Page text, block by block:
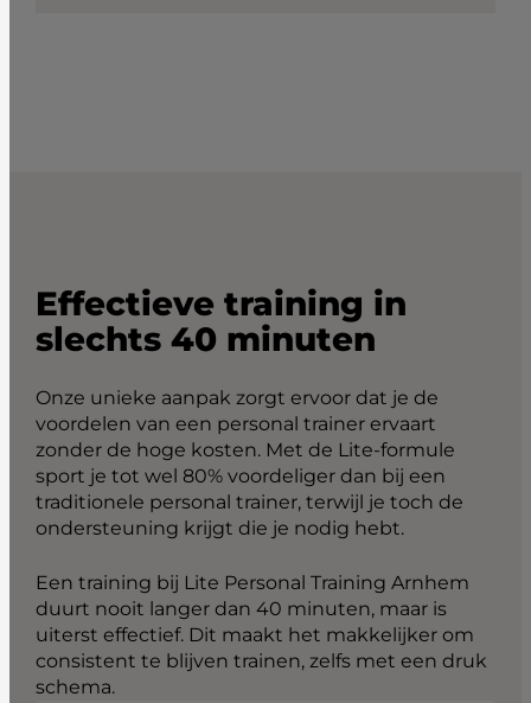
Effectieve training in
slechts 40 minuten
Onze unieke aanpak zorgt ervoor dat je de
voordelen van een personal trainer ervaart
zonder de hoge kosten. Met de Lite-formule
sport je tot wel 80% voordeliger dan bij een
traditionele personal trainer, terwijl je toch de
ondersteuning krijgt die je nodig hebt.
Een training bij Lite Personal Training Arnhem
duurt nooit langer dan 40 minuten, maar is
uiterst effectief. Dit maakt het makkelijker om
consistent te blijven trainen, zelfs met een druk
schema.